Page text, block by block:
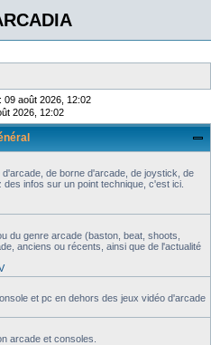
09 août 2026, 12:02
2026, 12:02
de borne d'arcade, de joystick, de
infos sur un point technique, c'est ici.
du genre arcade (baston, beat, shoots,
anciens ou récents, ainsi que de l'actualité
et pc en dehors des jeux vidéo d'arcade
arcade et consoles.